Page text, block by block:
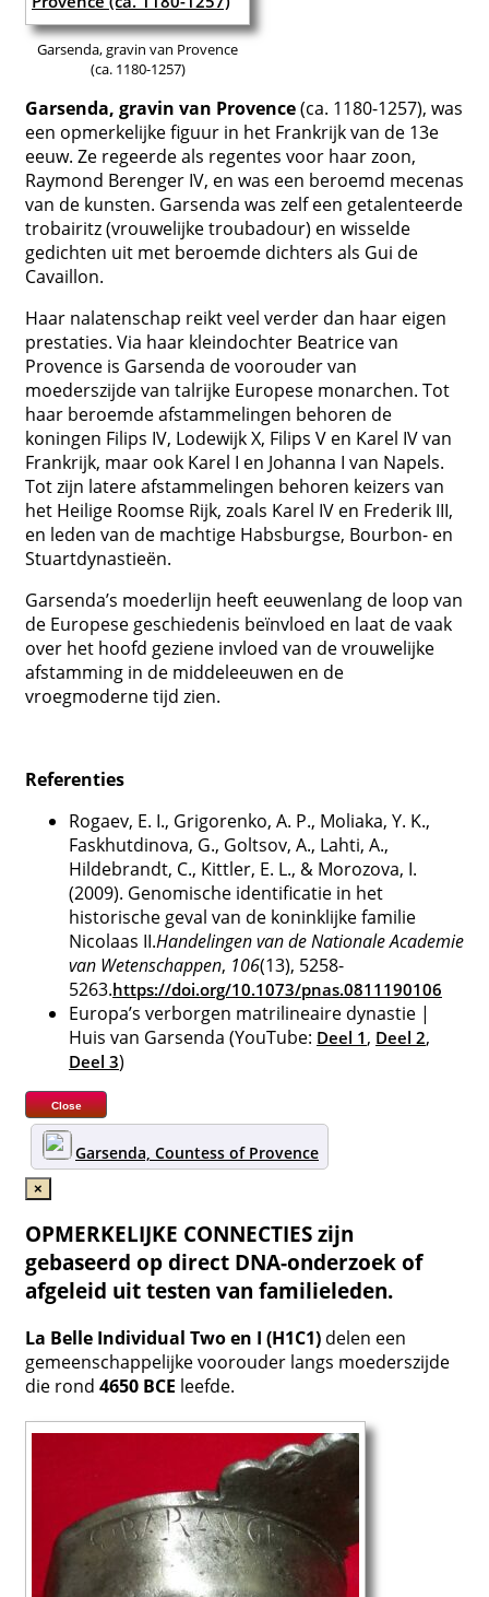
Garsenda, gravin van Provence
(ca. 1180-1257)
Garsenda, gravin van Provence(ca. 1180-1257), was
een opmerkelijke figuur in het Frankrijk van de 13e
eeuw. Ze regeerde als regentes voor haar zoon,
Raymond Berenger IV, en was een beroemd mecenas
van de kunsten. Garsenda was zelf een getalenteerde
trobairitz (vrouwelijke troubadour) en wisselde
gedichten uit met beroemde dichters als Gui de
Cavaillon.
Haar nalatenschap reikt veel verder dan haar eigen
prestaties. Via haar kleindochter Beatrice van
Provence is Garsenda de voorouder van
moederszijde van talrijke Europese monarchen. Tot
haar beroemde afstammelingen behoren de
koningen Filips IV, Lodewijk X, Filips V en Karel IV van
Frankrijk, maar ook Karel I en Johanna I van Napels.
Tot zijn latere afstammelingen behoren keizers van
het Heilige Roomse Rijk, zoals Karel IV en Frederik III,
en leden van de machtige Habsburgse, Bourbon- en
Stuartdynastieën.
Garsenda’s moederlijn heeft eeuwenlang de loop van
de Europese geschiedenis beïnvloed en laat de vaak
over het hoofd geziene invloed van de vrouwelijke
afstamming in de middeleeuwen en de
vroegmoderne tijd zien.
Referenties
Rogaev, E. I., Grigorenko, A. P., Moliaka, Y. K.,
Faskhutdinova, G., Goltsov, A., Lahti, A.,
Hildebrandt, C., Kittler, E. L., & Morozova, I.
(2009). Genomische identificatie in het
historische geval van de koninklijke familie
Nicolaas II.Handelingen van de Nationale Academie
van Wetenschappen, 106(13), 5258-
5263.https://doi.org/10.1073/pnas.0811190106
Europa’s verborgen matrilineaire dynastie |
Huis van Garsenda (YouTube: Deel 1 , Deel 2,
Deel 3)
Close
Garsenda, Countess of Provence
×
OPMERKELIJKE CONNECTIES zijn
gebaseerd op direct DNA-onderzoek of
afgeleid uit testen van familieleden.
La Belle Individual Two en I (H1C1) delen een
gemeenschappelijke voorouder langs moederszijde
die rond 4650 BCE leefde.